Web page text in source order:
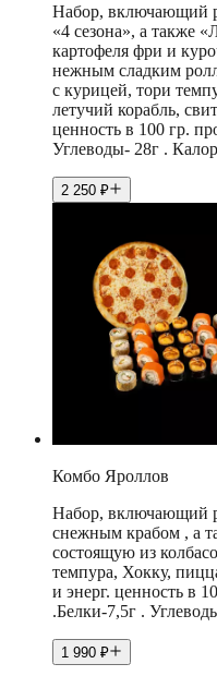
Набор, включающий
«4 сезона», а также
картофеля фри и
нежным сладким
с курицей, тори
летучий корабль,
ценность в 100 гр.
Углеводы- 28г .
2 250 ₽
Комбо Яроллов
Набор, включающий
снежным крабом , а
состоящую из
темпура, Хокку,
и энерг. ценность в
.Белки-7,5г .
1 990 ₽